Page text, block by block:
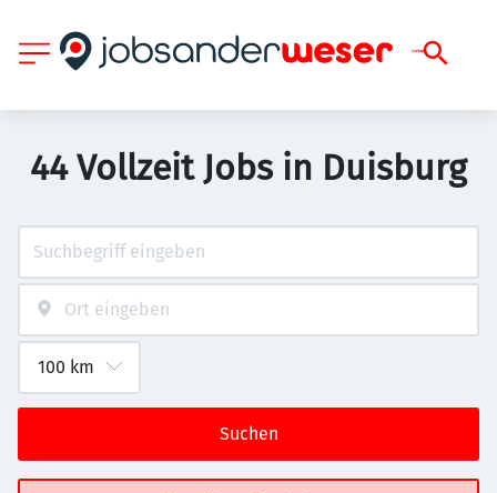
44 Vollzeit Jobs in Duisburg
Suchen